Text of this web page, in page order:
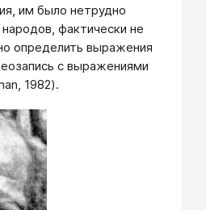
им было нетрудно
фактически не
определить выражения
с выражениями
1982).